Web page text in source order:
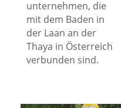
unternehmen, die
mit dem Baden in
der Laan an der
Thaya in Österreich
verbunden sind.